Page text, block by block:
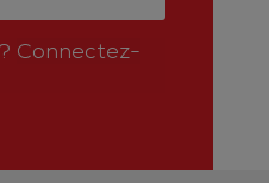
Connectez-